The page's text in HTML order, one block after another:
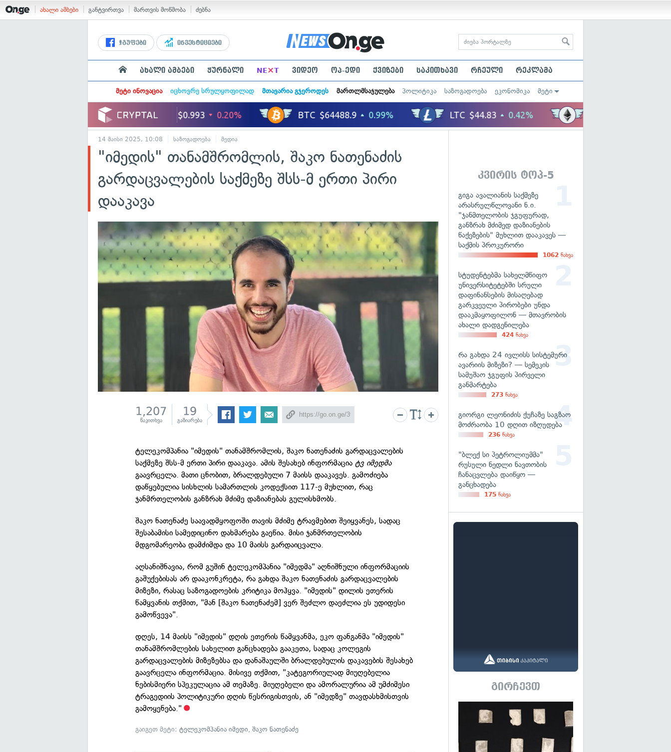
ახალი ამბები განტვირთვა მართვის მოწმობა ძებნა
ჯგუფები ინვესტიციები
ახალი ამბები ჟურნალი NE×T ვიდეო ოპ-ედი ქვიზები საკითხავი რჩეული რეკლამა
მეტი ინოვაცია იცხოვრე სრულყოფილად მთავარია გჯეროდეს მართლმსაჯულება პოლიტიკა საზოგადოება ეკონომიკა მეტი
14 მაისი 2025, 10:08 საზოგადოება მედია
"იმედის" თანამშრომლის, შაკო ნათენაძის
გარდაცვალების საქმეზე შსს-მ ერთი პირი
დააკავა
1,207
წაკითხვა
19
გაზიარება
ტელეკომპანია "იმედის" თანამშრომლის, შაკო ნათენაძის გარდაცვალების
საქმეზე შსს-მ ერთი პირი დააკავა. ამის შესახებ ინფორმაციატვ იმედმა
გაავრცელა. მათი ცნობით, ბრალდებული 7 მაისს დააკავეს. გამოძიება
დაწყებულია სისხლის სამართლის კოდექსით 117-ე მუხლით, რაც
ჯანმრთელობის განზრახ მძიმე დაზიანებას გულისხმობს.
შაკო ნათენაძე საავადმყოფოში თავის მძიმე ტრავმებით შეიყვანეს, სადაც
შესაბამისი სამედიცინო დახმარება გაეწია. მისი ჯანმრთელობის
მდგომარეობა დამძიმდა და 10 მაისს გარდაიცვალა.
აღსანიშნავია, რომ გუშინ ტელეკომპანია "იმედმა" აღნიშნული ინფორმაციის
გაშუქებისას არ დააკონკრეტა, რა გახდა შაკო ნათენაძის გარდაცვალების
მიზეზი, რასაც საზოგადოების კრიტიკა მოჰყვა. "იმედის" დილის ეთერის
წამყვანის თქმით, "მან [შაკო ნათენაძემ] ვერ შეძლო დაეძლია ეს უდიდესი
გამოწვევა".
დღეს, 14 მაისს "იმედის" დღის ეთერის წამყვანმა, ეკო ფანგანმა "იმედის"
თანამშრომლების სახელით განცხადება გააკეთა, სადაც კოლეგის
გარდაცვალების მიზეზებსა და დანაშაულში ბრალდებულის დაკავების შესახებ
გაავრცელა ინფორმაცია. მისივე თქმით, "კატეგორიულად მიუღებელია
ნებისმიერი სპეკულაცია ამ თემაზე. მიუღებელი და ამორალურია ამ უმძიმესი
ტრაგედიის პოლიტიკური დღის წესრიგისთვის, ან "იმედზე" თავდასხმისთვის
გამოყენება."
გაიგეთ მეტი:ტელეკომპანია იმედი,შაკო ნათენაძე
კვირის ტოპ-5
გიგა ავალიანის საქმეზე
არასრულწლოვანი ნ.ი.
"ჯანმთელობის ჯგუფურად,
განზრახ მძიმედ დაზიანების
წაქეზების" მუხლით დააკავეს —
საქმის პროკურორი
1062 ნახვა
სტუდენტებმა სახელმწიფო
უნივერსიტეტებში სრული
დაფინანსების მისაღებად
გარკვეული პირობები უნდა
დააკმაყოფილონ — მთავრობის
ახალი დადგენილება
424 ნახვა
რა გახდა 24 ივლისს სისტემური
ავარიის მიზეზი? — სემეკის
სამუშაო ჯგუფის პირველი
განმარტება
273 ნახვა
გიორგი ლეონიძის ქუჩაზე საგზაო
მოძრაობა 10 დღით იზღუდება
236 ნახვა
"ბლექ სი პეტროლიუმმა"
რუსული ნედლი ნავთობის
ჩანაცვლება დაიწყო —
განცხადება
175 ნახვა
გირჩევთ